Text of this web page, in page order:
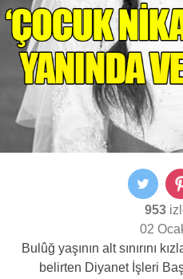
953
02
Bulûğ yaşının alt sınırını
belirten Diyanet İşleri